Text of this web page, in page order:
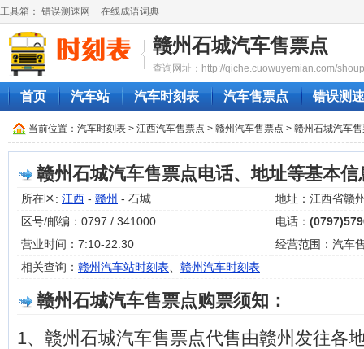
工具箱： 错误测速网 在线成语词典
赣州石城汽车售票点
查询网址：http://qiche.cuowuyemian.com/
首页 汽车站 汽车时刻表 汽车售票点 错误测
当前位置： 汽车时刻表 > 江西汽车售票点 > 赣州汽车售票点 > 赣州石城汽车
赣州石城汽车售票点电话、地址等基本信
所在区: 江西 - 赣州 - 石城
地址：江西省赣
区号/邮编：0797 / 341000
电话：
营业时间：7:10-22.30
经营范围：汽车
相关查询： 赣州汽车站时刻表 赣州汽车时刻表
赣州石城汽车售票点购票须知：
1、赣州石城汽车售票点代售由赣州发往各